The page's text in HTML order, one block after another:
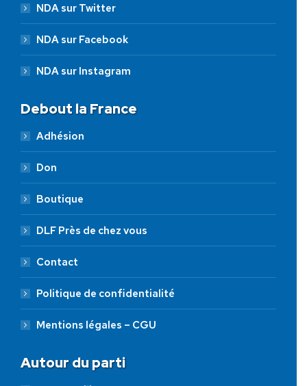
NDA sur Twitter
NDA sur Facebook
NDA sur Instagram
Debout la France
Adhésion
Don
Boutique
DLF Près de chez vous
Contact
Politique de confidentialité
Mentions légales – CGU
Autour du parti